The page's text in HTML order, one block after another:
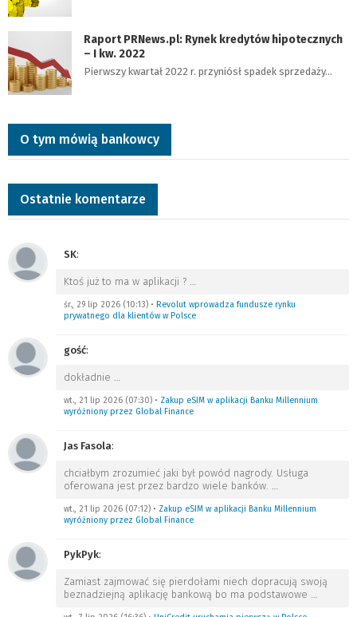
Raport PRNews.pl: Rynek kredytów hipotecznych
– I kw. 2022
Pierwszy kwartał 2022 r. przyniósł spadek sprzedaży…
O tym mówią bankowcy
Ostatnie komentarze
SK:
Ktoś już to ma w aplikacji ?
śr., 29 lip 2026 (10:13) • Revolut wprowadza fundusze rynku
prywatnego dla klientów w Polsce
gość:
dokładnie
wt., 21 lip 2026 (07:30) • Zakup eSIM w aplikacji Banku Millennium
wyróżniony przez Global Finance
Jas Fasola:
chciałbym zrozumieć jaki był powód nagrody. Usługa
oferowana jest przez bardzo wiele banków.
wt., 21 lip 2026 (07:12) • Zakup eSIM w aplikacji Banku Millennium
wyróżniony przez Global Finance
PykPyk:
Zamiast zajmować się pierdołami niech dopracują swoją
beznadziejną aplikację bankową bo ma podstawowe